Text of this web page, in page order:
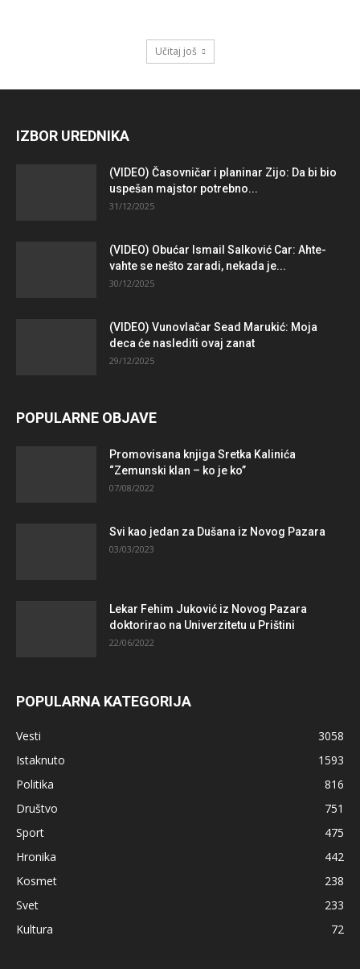
Učitaj još
IZBOR UREDNIKA
(VIDEO) Časovničar i planinar Zijo: Da bi bio
uspešan majstor potrebno...
31/12/2025
(VIDEO) Obućar Ismail Salković Car: Ahte-
vahte se nešto zaradi, nekada je...
30/12/2025
(VIDEO) Vunovlačar Sead Marukić: Moja
deca će naslediti ovaj zanat
29/12/2025
POPULARNE OBJAVE
Promovisana knjiga Sretka Kalinića
“Zemunski klan – ko je ko”
07/08/2022
Svi kao jedan za Dušana iz Novog Pazara
03/03/2023
Lekar Fehim Juković iz Novog Pazara
doktorirao na Univerzitetu u Prištini
22/06/2022
POPULARNA KATEGORIJA
Vesti
3058
Istaknuto
1593
Politika
816
Društvo
751
Sport
475
Hronika
442
Kosmet
238
Svet
233
Kultura
72